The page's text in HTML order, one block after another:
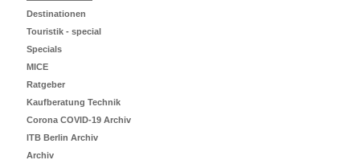
Destinationen
Touristik - special
Specials
MICE
Ratgeber
Kaufberatung Technik
Corona COVID-19 Archiv
ITB Berlin Archiv
Archiv